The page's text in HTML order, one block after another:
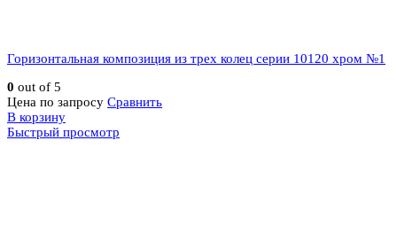
Горизонтальная композиция из трех колец серии 10120 хром №1
0 out of 5
Цена по запросу Сравнить
В корзину
Быстрый просмотр